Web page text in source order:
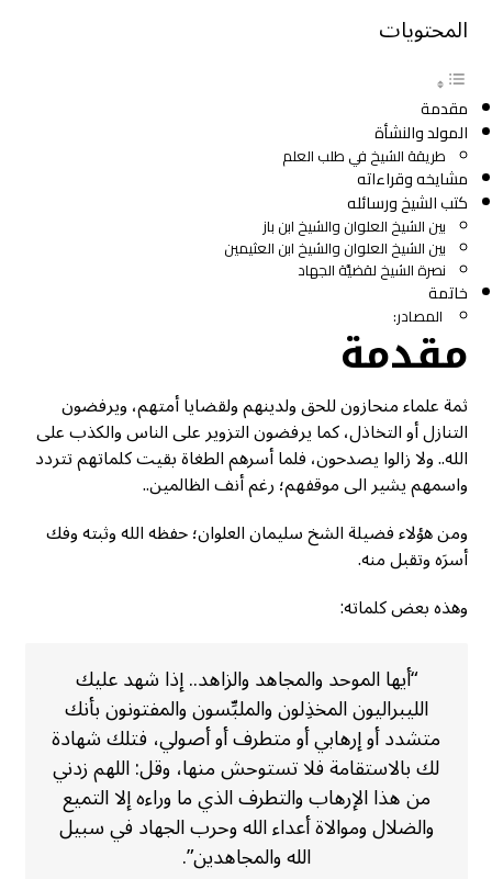
المحتويات
مقدمة
المولد والنشأة
طريقة الشيخ في طلب العلم
مشايخه وقراءاته
كتب الشيخ ورسائله
بين الشيخ العلوان والشيخ ابن باز
بين الشيخ العلوان والشيخ ابن العثيمين
نصرة الشيخ لقضيَّة الجهاد
خاتمة
المصادر:
مقدمة
ثمة علماء منحازون للحق ولدينهم ولقضايا أمتهم، ويرفضون
التنازل أو التخاذل، كما يرفضون التزوير على الناس والكذب على
الله.. ولا زالوا يصدحون، فلما أسرهم الطغاة بقيت كلماتهم تتردد
واسمهم يشير الى موقفهم؛ رغم أنف الظالمين..
ومن هؤلاء فضيلة الشخ سليمان العلوان؛ حفظه الله وثبته وفك
أسرَه وتقبل منه.
وهذه بعض كلماته:
“أيها الموحد والمجاهد والزاهد.. إذا شهد عليك
الليبراليون المخذِلون والملبِّسون والمفتونون بأنك
متشدد أو إرهابي أو متطرف أو أصولي، فتلك شهادة
لك بالاستقامة فلا تستوحش منها، وقل: اللهم زدني
من هذا الإرهاب والتطرف الذي ما وراءه إلا التميع
والضلال وموالاة أعداء الله وحرب الجهاد في سبيل
الله والمجاهدين”.